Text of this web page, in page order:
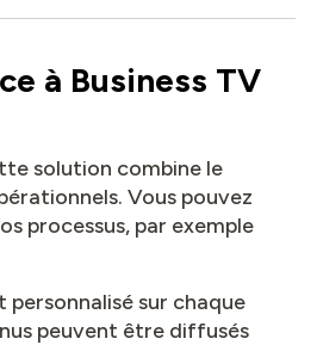
à Business TV
solution combine le
Vous pouvez
processus, par exemple
sur chaque
peuvent être diffusés